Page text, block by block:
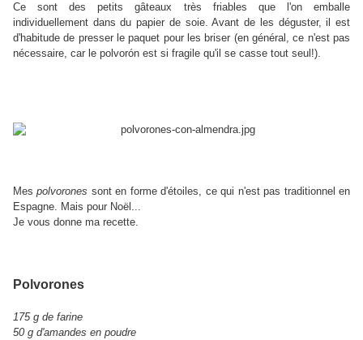
Ce sont des petits gâteaux très friables que l'on emballe
individuellement dans du papier de soie. Avant de les déguster, il est
d'habitude de presser le paquet pour les briser (en général, ce n'est pas
nécessaire, car le polvorón est si fragile qu'il se casse tout seul!).
Mespolvorones sont en forme d'étoiles, ce qui n'est pas traditionnel en
Espagne. Mais pour Noël...
Je vous donne ma recette.
Polvorones
175 g de farine
50 g d'amandes en poudre